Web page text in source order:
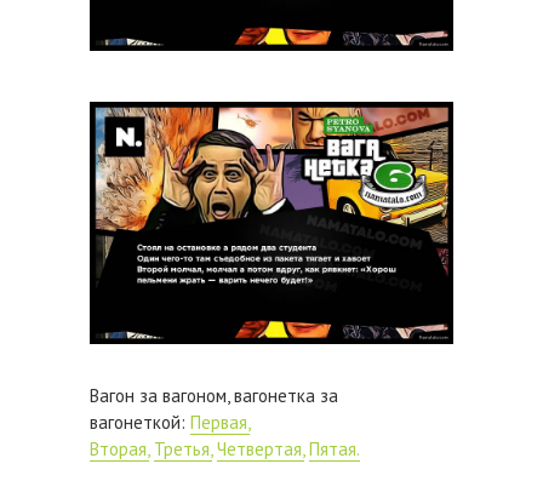
Вагон за вагоном, вагонетка за
вагонеткой: Первая,
Вторая, Третья, Четвертая, Пятая.